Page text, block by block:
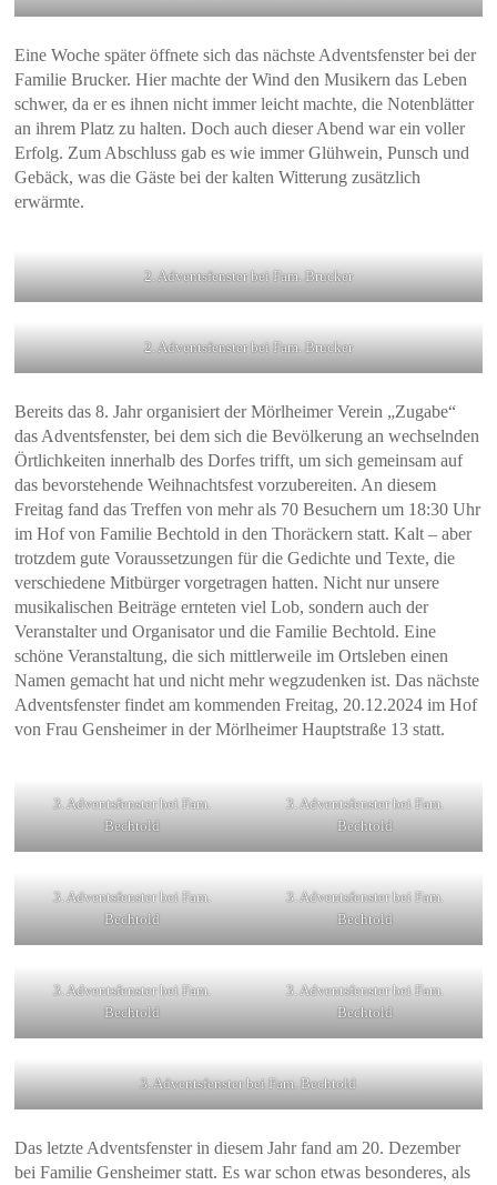
Eine Woche später öffnete sich das nächste Adventsfenster bei der
Familie Brucker. Hier machte der Wind den Musikern das Leben
schwer, da er es ihnen nicht immer leicht machte, die Notenblätter
an ihrem Platz zu halten. Doch auch dieser Abend war ein voller
Erfolg. Zum Abschluss gab es wie immer Glühwein, Punsch und
Gebäck, was die Gäste bei der kalten Witterung zusätzlich
erwärmte.
2. Adventsfenster bei Fam. Brucker
2. Adventsfenster bei Fam. Brucker
Bereits das 8. Jahr organisiert der Mörlheimer Verein „Zugabe“
das Adventsfenster, bei dem sich die Bevölkerung an wechselnden
Örtlichkeiten innerhalb des Dorfes trifft, um sich gemeinsam auf
das bevorstehende Weihnachtsfest vorzubereiten. An diesem
Freitag fand das Treffen von mehr als 70 Besuchern um 18:30 Uhr
im Hof von Familie Bechtold in den Thoräckern statt. Kalt – aber
trotzdem gute Voraussetzungen für die Gedichte und Texte, die
verschiedene Mitbürger vorgetragen hatten. Nicht nur unsere
musikalischen Beiträge ernteten viel Lob, sondern auch der
Veranstalter und Organisator und die Familie Bechtold. Eine
schöne Veranstaltung, die sich mittlerweile im Ortsleben einen
Namen gemacht hat und nicht mehr wegzudenken ist. Das nächste
Adventsfenster findet am kommenden Freitag, 20.12.2024 im Hof
von Frau Gensheimer in der Mörlheimer Hauptstraße 13 statt.
3. Adventsfenster bei Fam.
Bechtold
3. Adventsfenster bei Fam.
Bechtold
3. Adventsfenster bei Fam.
Bechtold
3. Adventsfenster bei Fam.
Bechtold
3. Adventsfenster bei Fam.
Bechtold
3. Adventsfenster bei Fam.
Bechtold
3. Adventsfenster bei Fam. Bechtold
Das letzte Adventsfenster in diesem Jahr fand am 20. Dezember
bei Familie Gensheimer statt. Es war schon etwas besonderes, als